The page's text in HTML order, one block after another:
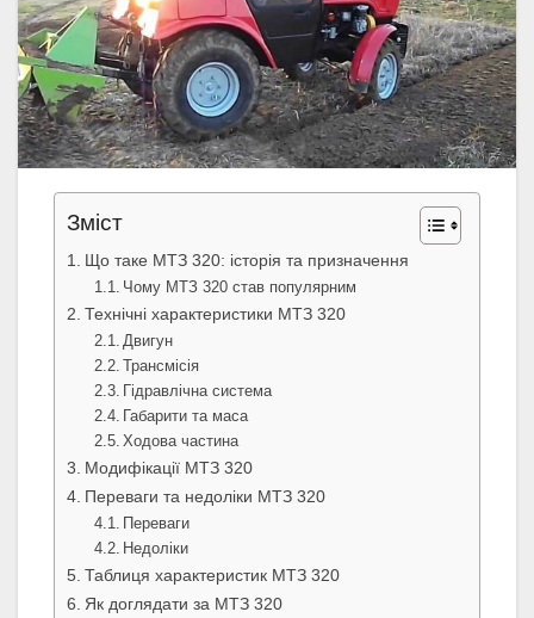
Зміст
Що таке МТЗ 320: історія та призначення
Чому МТЗ 320 став популярним
Технічні характеристики МТЗ 320
Двигун
Трансмісія
Гідравлічна система
Габарити та маса
Ходова частина
Модифікації МТЗ 320
Переваги та недоліки МТЗ 320
Переваги
Недоліки
Таблиця характеристик МТЗ 320
Як доглядати за МТЗ 320